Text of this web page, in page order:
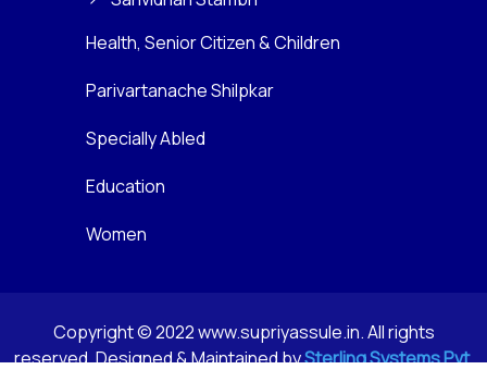
Health, Senior Citizen & Children
Parivartanache Shilpkar
Specially Abled
Education
Women
Copyright © 2022 www.supriyassule.in. All rights
reserved. Designed & Maintained bySterling Systems Pvt.